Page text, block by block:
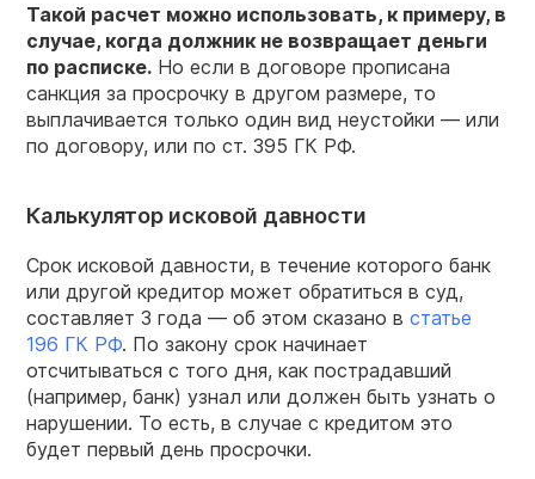
Такой расчет можно использовать, к примеру, в
случае, когда должник не возвращает деньги
по расписке. Но если в договоре прописана
санкция за просрочку в другом размере, то
выплачивается только один вид неустойки — или
по договору, или по ст. 395 ГК РФ.
Калькулятор исковой давности
Срок исковой давности, в течение которого банк
или другой кредитор может обратиться в суд,
составляет 3 года — об этом сказано в статье
196 ГК РФ. По закону срок начинает
отсчитываться с того дня, как пострадавший
(например, банк) узнал или должен быть узнать о
нарушении. То есть, в случае с кредитом это
будет первый день просрочки.